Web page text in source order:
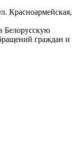
Красноармейская,
Белорусскую
граждан и